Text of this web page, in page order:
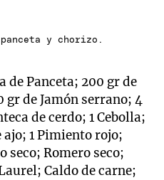
y chorizo.
de Panceta; 200 gr de
de Jamón serrano; 4
de cerdo; 1 Cebolla;
ajo; 1 Pimiento rojo;
Romero seco;
Caldo de carne;